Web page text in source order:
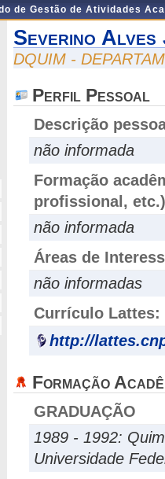
de Gestão de Atividades
Severino Alves
DQUIM -
Perfil Pessoal
Descrição
não informada
Formação
profissional, etc.)
não informada
Áreas de
não informadas
Currículo Lattes:
http://
Formação
GRADUAÇÃO
1989 - 1992:
Universidade